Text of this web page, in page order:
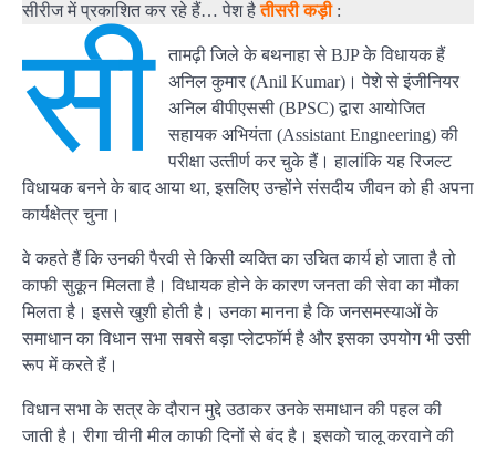
सीरीज में प्रकाशित कर रहे हैं… पेश हैतीसरी कड़ी:
सी
तामढ़ी जिले के बथनाहा से BJP के विधायक हैं
अनिल कुमार (Anil Kumar)। पेशे से इंजीनियर
अनिल बीपीएससी (BPSC) द्वारा आयोजित
सहायक अभियंता (Assistant Engneering) की
परीक्षा उत्‍तीर्ण कर चुके हैं। हालांकि यह रिजल्‍ट
विधायक बनने के बाद आया था, इसलिए उन्‍होंने संसदीय जीवन को ही अपना
कार्यक्षेत्र चुना।
वे कहते हैं कि उनकी पैरवी से किसी व्‍यक्ति का उचित कार्य हो जाता है तो
काफी सुकून मिलता है। विधायक होने के कारण जनता की सेवा का मौका
मिलता है। इससे खुशी होती है। उनका मानना है कि जनसमस्‍याओं के
समाधान का विधान सभा सबसे बड़ा प्‍लेटफॉर्म है और इसका उपयोग भी उसी
रूप में करते हैं।
विधान सभा के सत्र के दौरान मुद्दे उठाकर उनके समाधान की पहल की
जाती है। रीगा चीनी मील काफी दिनों से बंद है। इसको चालू करवाने की